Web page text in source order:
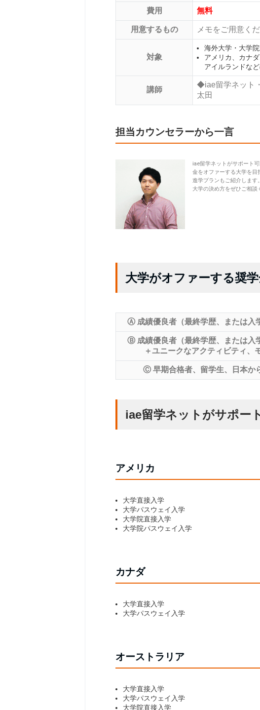
費用 無料
用意するもの メモをご用意く
対象
海外大学・大学
アメリカ、カナ
アイルランドな
講師
◆iae留学ネット
太田
担当カウンセラーから一言
iae留学ネットがサポート
金をオファーする大学を目
進学プランもご紹介します
大学の決め方をぜひご相談
大学がオファーする奨
Ⓐ 成績優良者（最終学歴、または入
Ⓑ 成績優良者（最終学歴、または入
＋ユニークなアクティビティ、
Ⓒ 早期合格者、留学生、日本か
iae留学ネットがサポー
アメリカ
大学直接入学
大学パスウェイ入学
大学院直接入学
大学院パスウェイ入学
カナダ
大学直接入学
大学パスウェイ入学
オーストラリア
大学直接入学
大学パスウェイ入学
大学院直接入学